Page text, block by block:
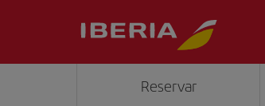
Reservar